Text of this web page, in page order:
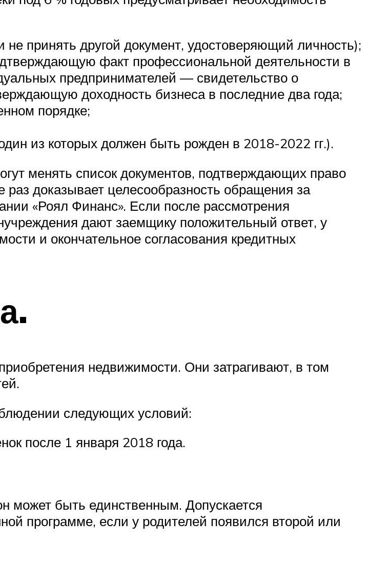
принять другой документ, удостоверяющий личность);
факт профессиональной деятельности в
предпринимателей — свидетельство о
доходность бизнеса в последние два года;
порядке;
из которых должен быть рожден в 2018-2022 гг.).
менять список документов, подтверждающих право
раз доказывает целесообразность обращения за
«Роял Финанс». Если после рассмотрения
дают заемщику положительный ответ, у
и окончательное согласования кредитных
недвижимости. Они затрагивают, в том
следующих условий:
после 1 января 2018 года.
может быть единственным. Допускается
программе, если у родителей появился второй или